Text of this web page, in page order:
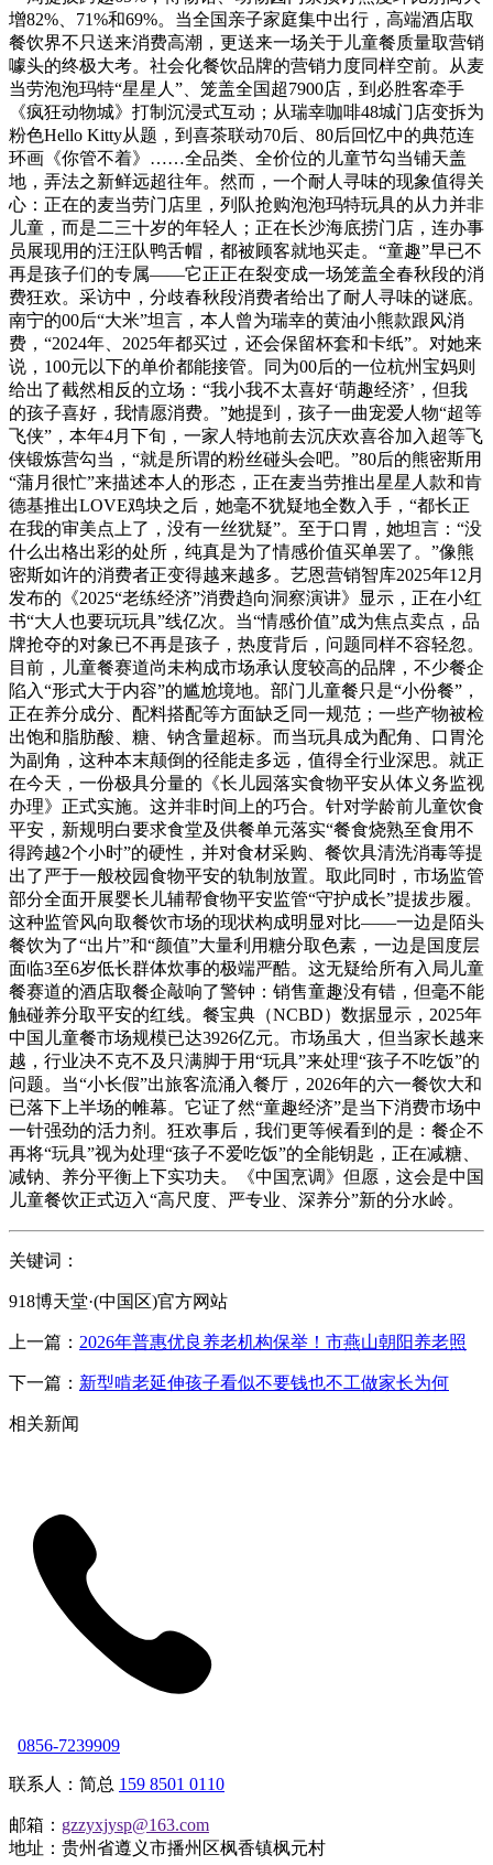
增82%、71%和69%。当全国亲子家庭集中出行，高端酒店取
餐饮界不只送来消费高潮，更送来一场关于儿童餐质量取营销
噱头的终极大考。社会化餐饮品牌的营销力度同样空前。从麦
当劳泡泡玛特“星星人”、笼盖全国超7900店，到必胜客牵手
《疯狂动物城》打制沉浸式互动；从瑞幸咖啡48城门店变拆为
粉色Hello Kitty从题，到喜茶联动70后、80后回忆中的典范连
环画《你管不着》……全品类、全价位的儿童节勾当铺天盖
地，弄法之新鲜远超往年。然而，一个耐人寻味的现象值得关
心：正在的麦当劳门店里，列队抢购泡泡玛特玩具的从力并非
儿童，而是二三十岁的年轻人；正在长沙海底捞门店，连办事
员展现用的汪汪队鸭舌帽，都被顾客就地买走。“童趣”早已不
再是孩子们的专属——它正正在裂变成一场笼盖全春秋段的消
费狂欢。采访中，分歧春秋段消费者给出了耐人寻味的谜底。
南宁的00后“大米”坦言，本人曾为瑞幸的黄油小熊款跟风消
费，“2024年、2025年都买过，还会保留杯套和卡纸”。对她来
说，100元以下的单价都能接管。同为00后的一位杭州宝妈则
给出了截然相反的立场：“我小我不太喜好‘萌趣经济’，但我
的孩子喜好，我情愿消费。”她提到，孩子一曲宠爱人物“超等
飞侠”，本年4月下旬，一家人特地前去沉庆欢喜谷加入超等飞
侠锻炼营勾当，“就是所谓的粉丝碰头会吧。”80后的熊密斯用
“蒲月很忙”来描述本人的形态，正在麦当劳推出星星人款和肯
德基推出LOVE鸡块之后，她毫不犹疑地全数入手，“都长正
在我的审美点上了，没有一丝犹疑”。至于口胃，她坦言：“没
什么出格出彩的处所，纯真是为了情感价值买单罢了。”像熊
密斯如许的消费者正变得越来越多。艺恩营销智库2025年12月
发布的《2025“老练经济”消费趋向洞察演讲》显示，正在小红
书“大人也要玩玩具”线亿次。当“情感价值”成为焦点卖点，品
牌抢夺的对象已不再是孩子，热度背后，问题同样不容轻忽。
目前，儿童餐赛道尚未构成市场承认度较高的品牌，不少餐企
陷入“形式大于内容”的尴尬境地。部门儿童餐只是“小份餐”，
正在养分成分、配料搭配等方面缺乏同一规范；一些产物被检
出饱和脂肪酸、糖、钠含量超标。而当玩具成为配角、口胃沦
为副角，这种本末颠倒的径能走多远，值得全行业深思。就正
在今天，一份极具分量的《长儿园落实食物平安从体义务监视
办理》正式实施。这并非时间上的巧合。针对学龄前儿童饮食
平安，新规明白要求食堂及供餐单元落实“餐食烧熟至食用不
得跨越2个小时”的硬性，并对食材采购、餐饮具清洗消毒等提
出了严于一般校园食物平安的轨制放置。取此同时，市场监管
部分全面开展婴长儿辅帮食物平安监管“守护成长”提拔步履。
这种监管风向取餐饮市场的现状构成明显对比——一边是陌头
餐饮为了“出片”和“颜值”大量利用糖分取色素，一边是国度层
面临3至6岁低长群体炊事的极端严酷。这无疑给所有入局儿童
餐赛道的酒店取餐企敲响了警钟：销售童趣没有错，但毫不能
触碰养分取平安的红线。餐宝典（NCBD）数据显示，2025年
中国儿童餐市场规模已达3926亿元。市场虽大，但当家长越来
越，行业决不克不及只满脚于用“玩具”来处理“孩子不吃饭”的
问题。当“小长假”出旅客流涌入餐厅，2026年的六一餐饮大和
已落下上半场的帷幕。它证了然“童趣经济”是当下消费市场中
一针强劲的活力剂。狂欢事后，我们更等候看到的是：餐企不
再将“玩具”视为处理“孩子不爱吃饭”的全能钥匙，正在减糖、
减钠、养分平衡上下实功夫。《中国烹调》但愿，这会是中国
儿童餐饮正式迈入“高尺度、严专业、深养分”新的分水岭。
关键词：
918博天堂·(中国区)官方网站
上一篇： 2026年普惠优良养老机构保举！市燕山朝阳养老照
下一篇： 新型啃老延伸孩子看似不要钱也不工做家长为何
相关新闻
0856-7239909
联系人：简总 159 8501 0110
邮箱： gzzyxjysp@163.com
地址：贵州省遵义市播州区枫香镇枫元村